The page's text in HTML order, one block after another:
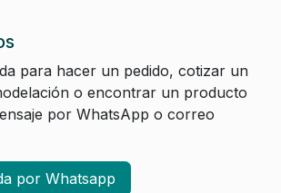
para hacer un pedido, cotizar un
o encontrar un producto
por WhatsApp o correo
por Whatsapp